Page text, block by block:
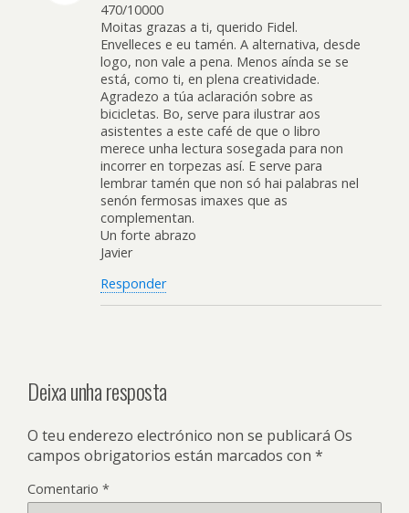
470/10000
Moitas grazas a ti, querido Fidel.
Envelleces e eu tamén. A alternativa, desde
logo, non vale a pena. Menos aínda se se
está, como ti, en plena creatividade.
Agradezo a túa aclaración sobre as
bicicletas. Bo, serve para ilustrar aos
asistentes a este café de que o libro
merece unha lectura sosegada para non
incorrer en torpezas así. E serve para
lembrar tamén que non só hai palabras nel
senón fermosas imaxes que as
complementan.
Un forte abrazo
Javier
Responder
Deixa unha resposta
O teu enderezo electrónico non se publicará Os
campos obrigatorios están marcados con *
Comentario *